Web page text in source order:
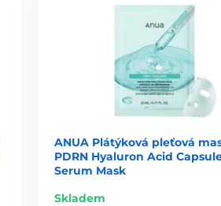
ANUA Plátýková pleťová
PDRN Hyaluron Acid
Serum Mask
Skladem